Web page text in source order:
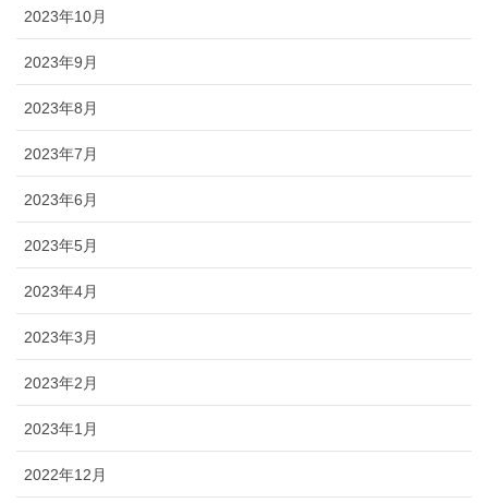
2023年10月
2023年9月
2023年8月
2023年7月
2023年6月
2023年5月
2023年4月
2023年3月
2023年2月
2023年1月
2022年12月